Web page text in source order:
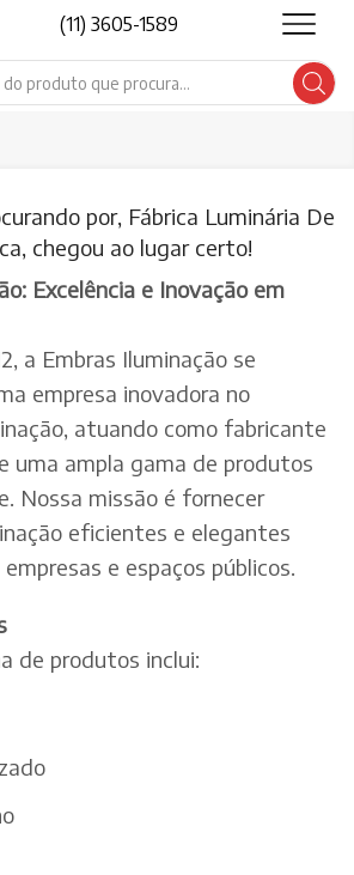
(11) 3605-1589
Search
por, Fábrica Luminária De
chegou ao lugar certo!
Excelência e Inovação em
a Embras Iluminação se
empresa inovadora no
atuando como fabricante
uma ampla gama de produtos
Nossa missão é fornecer
eficientes e elegantes
e espaços públicos.
de produtos inclui: